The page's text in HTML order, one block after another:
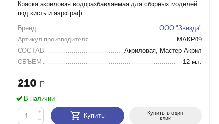
Краска акриловая водоразбавляемая для сборных моделей
под кисть и аэрограф
Бренд
ООО "Звезда"
Артикул производителя
МАКР09
СОСТАВ
Акриловая, Мастер Акрил
ОБЪЕМ
12 мл.
210 Р
В наличии
+
−
Купить
Купить в один
клик